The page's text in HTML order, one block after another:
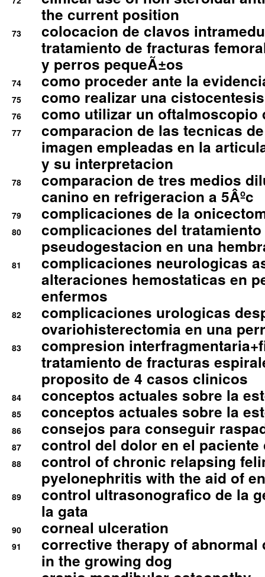
the current position
73
colocacion de clavos
tratamiento de fracturas
y perros pequeÃ±os
74 como proceder ante la
75 como realizar una
76 como utilizar un oftalmoscopio
77
comparacion de las tecnicas
imagen empleadas en la
y su interpretacion
78
comparacion de tres medios
canino en refrigeracion a 5Âºc
79 complicaciones de la
80
complicaciones del
pseudogestacion en una
81
complicaciones neurologicas
alteraciones hemostaticas en
enfermos
82
complicaciones urologicas
ovariohisterectomia en una
83
compresion
tratamiento de fracturas
proposito de 4 casos clinicos
84 conceptos actuales sobre la
85 conceptos actuales sobre la
86 consejos para conseguir
87 control del dolor en el
88
control of chronic relapsing
pyelonephritis with the aid of
89
control ultrasonografico de la
la gata
90 corneal ulceration
91
corrective therapy of abnormal
in the growing dog